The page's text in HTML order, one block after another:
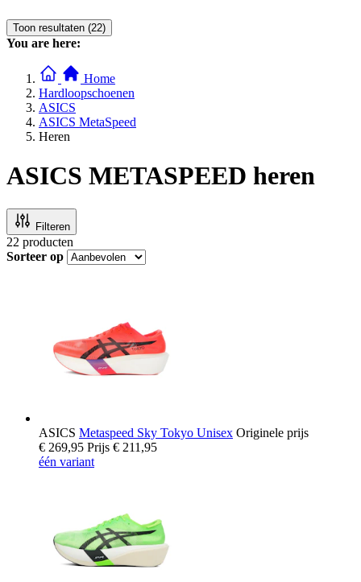
Toon resultaten (22)
You are here:
Home
Hardloopschoenen
ASICS
ASICS MetaSpeed
Heren
ASICS METASPEED heren
Filteren
22 producten
Sorteer op
ASICS Metaspeed Sky Tokyo Unisex Originele prijs
€ 269,95 Prijs € 211,95
één variant